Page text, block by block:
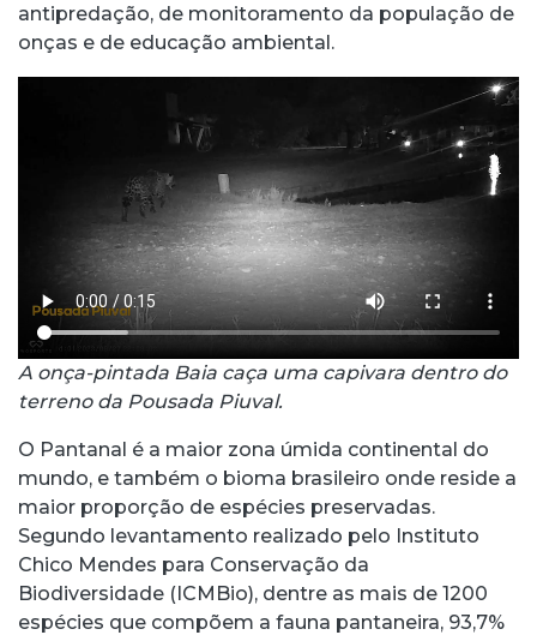
antipredação, de monitoramento da população de
onças e de educação ambiental.
A onça-pintada Baia caça uma capivara dentro do
terreno da Pousada Piuval.
O Pantanal é a maior zona úmida continental do
mundo, e também o bioma brasileiro onde reside a
maior proporção de espécies preservadas.
Segundo levantamento realizado pelo Instituto
Chico Mendes para Conservação da
Biodiversidade (ICMBio), dentre as mais de 1200
espécies que compõem a fauna pantaneira, 93,7%